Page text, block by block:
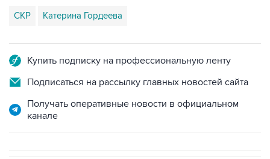
Подписаться на рассылку главных новостей сайта
Получать оперативные новости в официальном